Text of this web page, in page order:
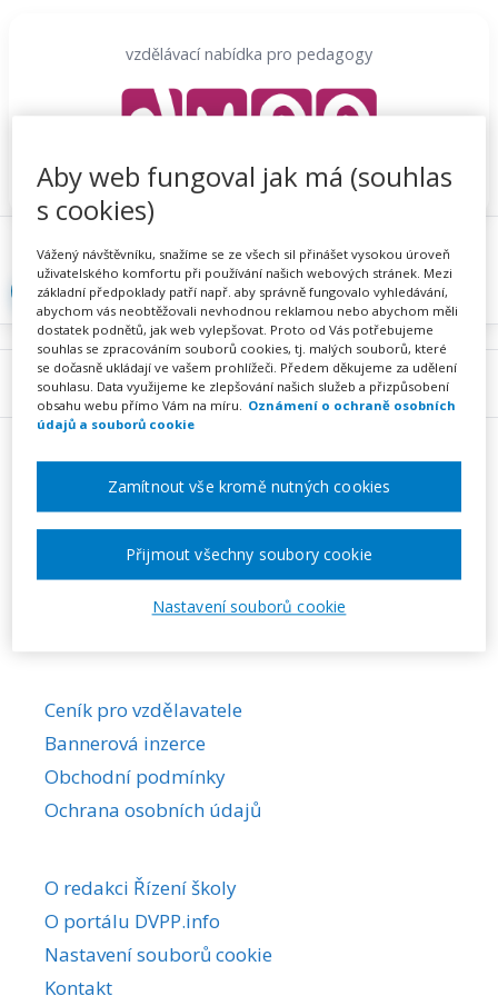
vzdělávací nabídka pro pedagogy
Proč se registrovat Hlídací sojka
Registrace
Přihlásit
Požadovaná akce nebyla nalezena.
Menu
Ceník pro vzdělavatele
Bannerová inzerce
Obchodní podmínky
Ochrana osobních údajů
O redakci Řízení školy
O portálu DVPP.info
Nastavení souborů cookie
Kontakt
Aby web fungoval jak má (souhlas
s cookies)
Vážený návštěvníku, snažíme se ze všech sil přinášet vysokou úroveň
uživatelského komfortu při používání našich webových stránek. Mezi
základní předpoklady patří např. aby správně fungovalo vyhledávání,
abychom vás neobtěžovali nevhodnou reklamou nebo abychom měli
dostatek podnětů, jak web vylepšovat. Proto od Vás potřebujeme
souhlas se zpracováním souborů cookies, tj. malých souborů, které
se dočasně ukládají ve vašem prohlížeči. Předem děkujeme za udělení
souhlasu. Data využijeme ke zlepšování našich služeb a přizpůsobení
obsahu webu přímo Vám na míru. Oznámení o ochraně osobních
údajů a souborů cookie
Nastavení souborů cookie
Zamítnout vše kromě nutných cookies
Přijmout všechny soubory cookie